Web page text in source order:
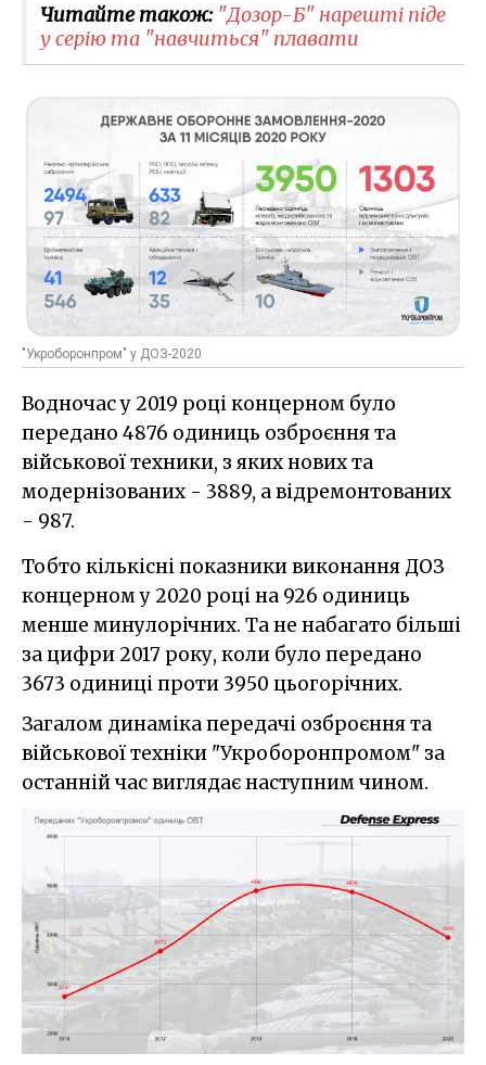
Читайте також: "Дозор-Б" нарешті піде
у серію та "навчиться" плавати
"Укроборонпром" у ДОЗ-2020
Водночас у 2019 році концерном було
передано 4876 одиниць озброєння та
військової техники, з яких нових та
модернізованих - 3889, а відремонтованих
- 987.
Тобто кількісні показники виконання ДОЗ
концерном у 2020 році на 926 одиниць
менше минулорічних. Та не набагато більші
за цифри 2017 року, коли було передано
3673 одиниці проти 3950 цьогорічних.
Загалом динаміка передачі озброєння та
військової техніки "Укроборонпромом" за
останній час виглядає наступним чином.